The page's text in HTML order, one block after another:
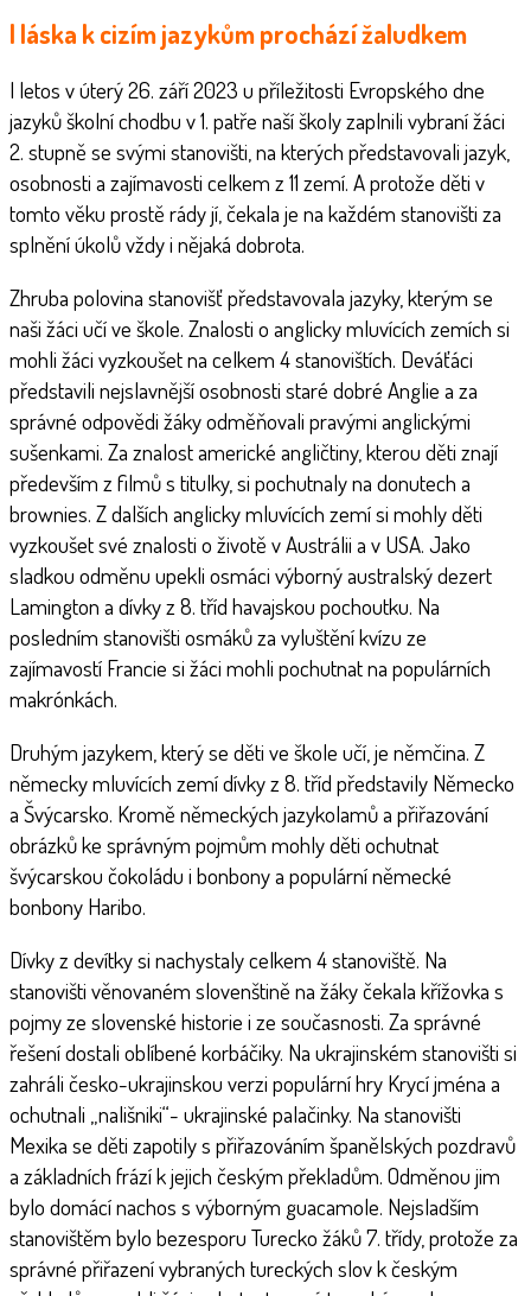
I láska k cizím jazykům prochází žaludkem
I letos v úterý 26. září 2023 u příležitosti Evropského dne
jazyků školní chodbu v 1. patře naší školy zaplnili vybraní žáci
2. stupně se svými stanovišti, na kterých představovali jazyk,
osobnosti a zajímavosti celkem z 11 zemí. A protože děti v
tomto věku prostě rády jí, čekala je na každém stanovišti za
splnění úkolů vždy i nějaká dobrota.
Zhruba polovina stanovišť představovala jazyky, kterým se
naši žáci učí ve škole. Znalosti o anglicky mluvících zemích si
mohli žáci vyzkoušet na celkem 4 stanovištích. Deváťáci
představili nejslavnější osobnosti staré dobré Anglie a za
správné odpovědi žáky odměňovali pravými anglickými
sušenkami. Za znalost americké angličtiny, kterou děti znají
především z filmů s titulky, si pochutnaly na donutech a
brownies. Z dalších anglicky mluvících zemí si mohly děti
vyzkoušet své znalosti o životě v Austrálii a v USA. Jako
sladkou odměnu upekli osmáci výborný australský dezert
Lamington a dívky z 8. tříd havajskou pochoutku. Na
posledním stanovišti osmáků za vyluštění kvízu ze
zajímavostí Francie si žáci mohli pochutnat na populárních
makrónkách.
Druhým jazykem, který se děti ve škole učí, je němčina. Z
německy mluvících zemí dívky z 8. tříd představily Německo
a Švýcarsko. Kromě německých jazykolamů a přiřazování
obrázků ke správným pojmům mohly děti ochutnat
švýcarskou čokoládu i bonbony a populární německé
bonbony Haribo.
Dívky z devítky si nachystaly celkem 4 stanoviště. Na
stanovišti věnovaném slovenštině na žáky čekala křížovka s
pojmy ze slovenské historie i ze současnosti. Za správné
řešení dostali oblíbené korbáčiky. Na ukrajinském stanovišti si
zahráli česko-ukrajinskou verzi populární hry Krycí jména a
ochutnali „nališniki“- ukrajinské palačinky. Na stanovišti
Mexika se děti zapotily s přiřazováním španělských pozdravů
a základních frází k jejich českým překladům. Odměnou jim
bylo domácí nachos s výborným guacamole. Nejsladším
stanovištěm bylo bezesporu Turecko žáků 7. třídy, protože za
správné přiřazení vybraných tureckých slov k českým